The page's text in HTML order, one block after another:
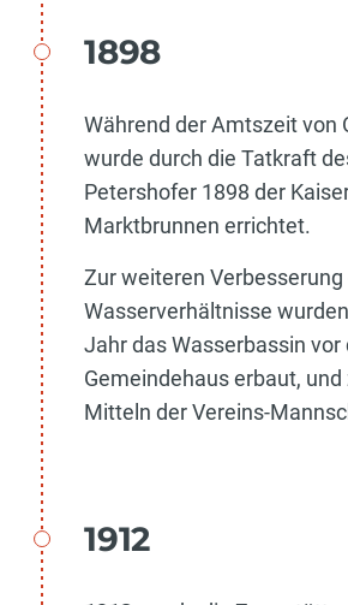
1898
Während der Amtszeit von
wurde durch die Tatkraft
Petershofer 1898 der
Marktbrunnen errichtet.
Zur weiteren Verbesserung
Wasserverhältnisse
Jahr das Wasserbassin
Gemeindehaus erbaut,
Mitteln der Vereins-
1912